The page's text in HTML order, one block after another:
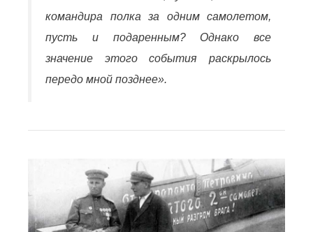
командира полка за одним самолетом,
пусть и подаренным? Однако все
значение этого события раскрылось
передо мной позднее».